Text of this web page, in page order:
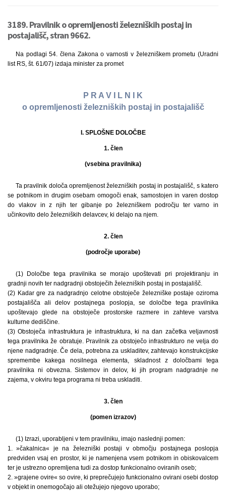
3189. Pravilnik o opremljenosti železniških postaj in
postajališč, stran 9662.
Na podlagi 54. člena Zakona o varnosti v železniškem prometu (Uradni
list RS, št. 61/07) izdaja minister za promet
P R A V I L N I K
o opremljenosti železniških postaj in postajališč
I. SPLOŠNE DOLOČBE
1. člen
(vsebina pravilnika)
Ta pravilnik določa opremljenost železniških postaj in postajališč, s katero
se potnikom in drugim osebam omogoči enak, samostojen in varen dostop
do vlakov in z njih ter gibanje po železniškem področju ter varno in
učinkovito delo železniških delavcev, ki delajo na njem.
2. člen
(področje uporabe)
(1) Določbe tega pravilnika se morajo upoštevati pri projektiranju in
gradnji novih ter nadgradnji obstoječih železniških postaj in postajališč.
(2) Kadar gre za nadgradnjo celotne obstoječe železniške postaje oziroma
postajališča ali delov postajnega poslopja, se določbe tega pravilnika
upoštevajo glede na obstoječe prostorske razmere in zahteve varstva
kulturne dediščine.
(3) Obstoječa infrastruktura je infrastruktura, ki na dan začetka veljavnosti
tega pravilnika že obratuje. Pravilnik za obstoječo infrastrukturo ne velja do
njene nadgradnje. Če dela, potrebna za uskladitev, zahtevajo konstrukcijske
spremembe kakega nosilnega elementa, skladnost z določbami tega
pravilnika ni obvezna. Sistemov in delov, ki jih program nadgradnje ne
zajema, v okviru tega programa ni treba uskladiti.
3. člen
(pomen izrazov)
(1) Izrazi, uporabljeni v tem pravilniku, imajo naslednji pomen:
1. »čakalnica« je na železniški postaji v območju postajnega poslopja
predviden vsaj en prostor, ki je namenjena vsem potnikom in obiskovalcem
ter je ustrezno opremljena tudi za dostop funkcionalno oviranih oseb;
2. »grajene ovire« so ovire, ki preprečujejo funkcionalno ovirani osebi dostop
v objekt in onemogočajo ali otežujejo njegovo uporabo;